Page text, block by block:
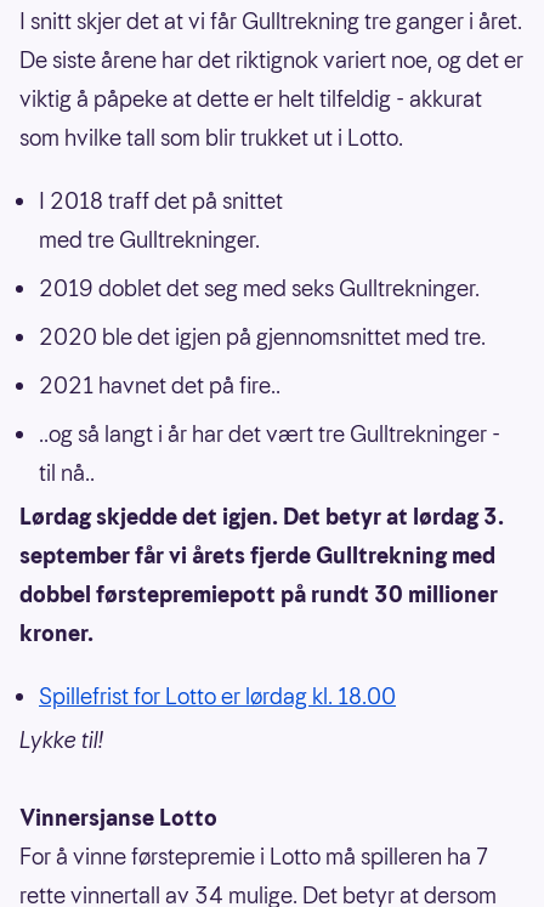
I snitt skjer det at vi får Gulltrekning tre ganger i året.
De siste årene har det riktignok variert noe, og det er
viktig å påpeke at dette er helt tilfeldig - akkurat
som hvilke tall som blir trukket ut i Lotto.
I 2018 traff det på snittet
med tre Gulltrekninger.
2019 doblet det seg med seks Gulltrekninger.
2020 ble det igjen på gjennomsnittet med tre.
2021 havnet det på fire..
..og så langt i år har det vært tre Gulltrekninger -
til nå..
Lørdag skjedde det igjen. Det betyr at lørdag 3.
september får vi årets fjerde Gulltrekning med
dobbel førstepremiepott på rundt 30 millioner
kroner.
Spillefrist for Lotto er lørdag kl. 18.00
Lykke til!
Vinnersjanse Lotto
For å vinne førstepremie i Lotto må spilleren ha 7
rette vinnertall av 34 mulige. Det betyr at dersom